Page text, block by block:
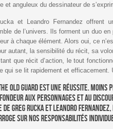
et anguleux du dessinateur de
et Leandro Fernandez
de l’univers. Ils forment un duo
à chaque élément. Alors oui, ce
autant, la sensibilité du récit, sa
que récit d’action, le tout
qui se lit rapidement et efficacement.
Old Guard est une réussite.
aux personnages et au
Greg Rucka et Leandro
sur nos responsabilités